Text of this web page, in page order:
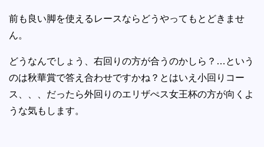
前も良い脚を使えるレースならどうやってもとどきませ
ん。
どうなんでしょう、右回りの方が合うのかしら？…という
のは秋華賞で答え合わせですかね？とはいえ小回りコー
ス、、、だったら外回りのエリザぺス女王杯の方が向くよ
うな気もします。